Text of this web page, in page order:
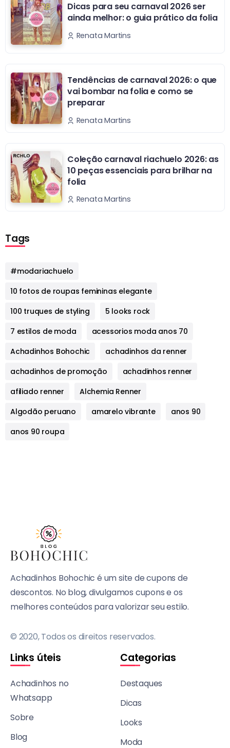
Dicas para seu carnaval 2026 ser
ainda melhor: o guia prático da folia
Renata Martins
Tendências de carnaval 2026: o que
vai bombar na folia e como se
preparar
Renata Martins
Coleção carnaval riachuelo 2026: as
10 peças essenciais para brilhar na
folia
Renata Martins
Tags
#modariachuelo
10 fotos de roupas femininas elegante
100 truques de styling
5 looks rock
7 estilos de moda
acessorios moda anos 70
Achadinhos Bohochic
achadinhos da renner
achadinhos de promoção
achadinhos renner
afiliado renner
Alchemia Renner
Algodão peruano
amarelo vibrante
anos 90
anos 90 roupa
Achadinhos Bohochic é um site de cupons de
descontos. No blog, divulgamos cupons e os
melhores conteúdos para valorizar seu estilo.
© 2020, Todos os direitos reservados.
Links úteis
Achadinhos no
Whatsapp
Sobre
Blog
Categorias
Destaques
Dicas
Looks
Moda